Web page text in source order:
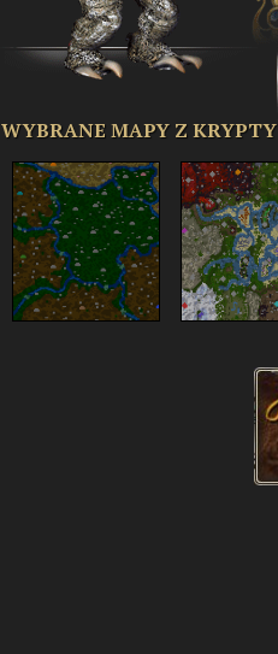
WYBRANE MAPY Z KRYPTY